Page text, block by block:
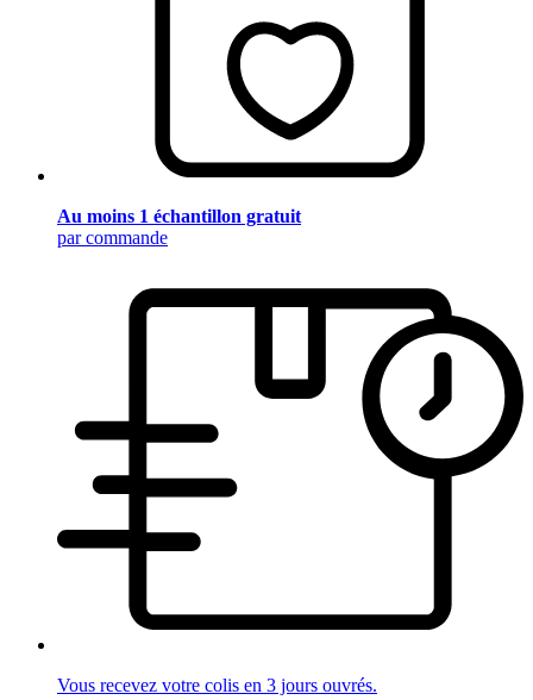
Au moins 1 échantillon gratuit
par commande
Vous recevez votre colis en 3 jours ouvrés.